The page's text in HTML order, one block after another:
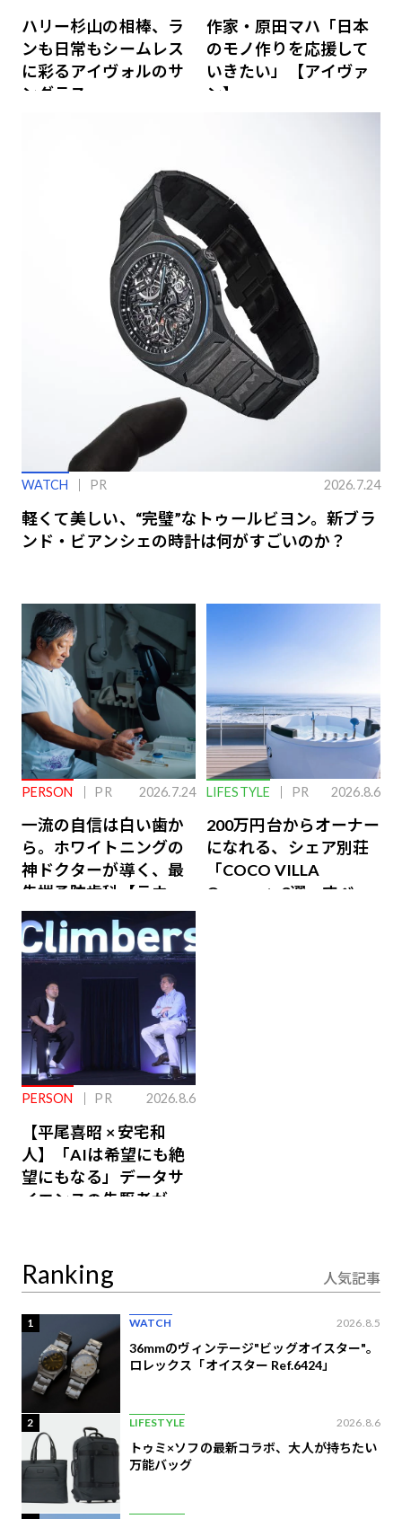
ハリー杉山の相棒、ラ
ンも日常もシームレス
に彩るアイヴォルのサ
ングラス
作家・原田マハ「日本
のモノ作りを応援して
いきたい」【アイヴァ
ン】
WATCH PR 2026.7.24
軽くて美しい、“完璧”なトゥールビヨン。新ブラ
ンド・ビアンシェの時計は何がすごいのか？
PERSON PR 2026.7.24
一流の自信は白い歯か
ら。ホワイトニングの
神ドクターが導く、最
先端予防歯科【ラウン
ジ会員特典あり】
LIFESTYLE PR 2026.8.6
200万円台からオーナー
になれる、シェア別荘
「COCO VILLA
Owners」3選。すべて
PERSON PR 2026.8.6
【平尾喜昭 × 安宅和
人】「AIは希望にも絶
望にもなる」データサ
イエンスの先駆者が語
Ranking 人気記事
1 WATCH 2026.8.5
36mmのヴィンテージ"ビッグオイスター"。
ロレックス「オイスター Ref.6424」
2 LIFESTYLE 2026.8.6
トゥミ×ソフの最新コラボ、大人が持ちたい
万能バッグ